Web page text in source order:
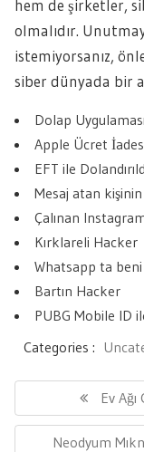
hem de şirketler,
olmalıdır.
istemiyorsanız,
siber dünyada bir
Dolap
Apple Ücret
EFT ile
Mesaj atan
Çalınan
Kırklareli Hacker
Whatsapp ta beni
Bartın Hacker
PUBG Mobile ID
Categories :
gezinmesi
Post:
Ev
Next
Neodyum